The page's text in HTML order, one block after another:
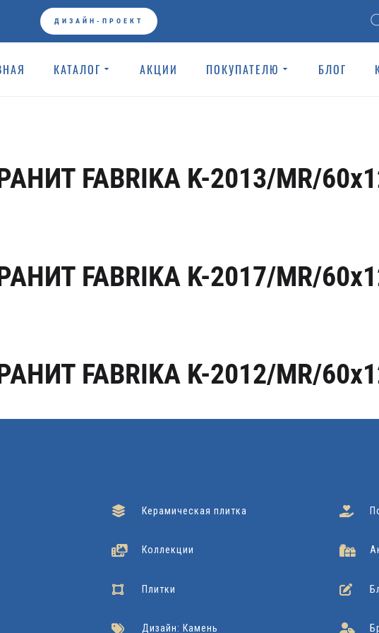
ДИЗАЙН-ПРОЕКТ
КАТАЛОГ АКЦИИ ПОКУПАТЕЛЮ БЛОГ
ГЛАВНАЯ KERRANOVA КЕРАМОГРАНИТ
FABRIKA K-2013/MR/
FABRIKA K-2017/MR/
FABRIKA K-2012/MR/
Керамическая плитка
Коллекции
Плитки
Дизайн: Камень